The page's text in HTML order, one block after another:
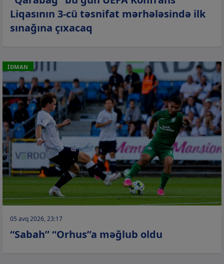
Liqasının 3-cü təsnifat mərhələsində ilk
sınağına çıxacaq
İDMAN
05 avq 2026, 23:17
“Sabah” “Orhus”a məğlub oldu